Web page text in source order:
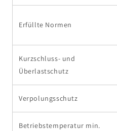
Erfüllte Normen
Kurzschluss- und
Überlastschutz
Verpolungsschutz
Betriebstemperatur min.